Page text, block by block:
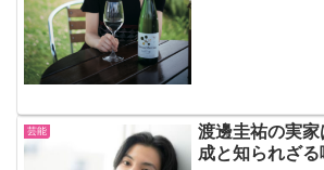
芸能
渡邊圭祐の実
成と知られざる